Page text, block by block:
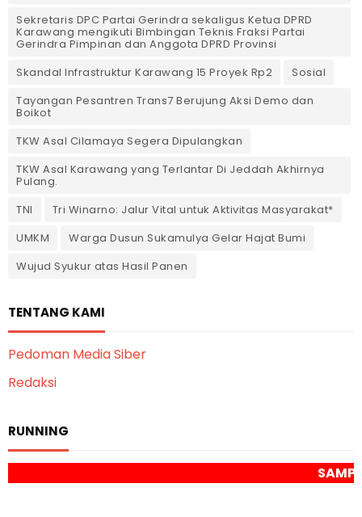
Sekretaris DPC Partai Gerindra sekaligus Ketua DPRD
Karawang mengikuti Bimbingan Teknis Fraksi Partai
Gerindra Pimpinan dan Anggota DPRD Provinsi
Skandal Infrastruktur Karawang 15 Proyek Rp2
Sosial
Tayangan Pesantren Trans7 Berujung Aksi Demo dan
Boikot
TKW Asal Cilamaya Segera Dipulangkan
TKW Asal Karawang yang Terlantar Di Jeddah Akhirnya
Pulang.
TNI
Tri Winarno: Jalur Vital untuk Aktivitas Masyarakat*
UMKM
Warga Dusun Sukamulya Gelar Hajat Bumi
Wujud Syukur atas Hasil Panen
TENTANG KAMI
Pedoman Media Siber
Redaksi
RUNNING
SAMPAI JUMPA